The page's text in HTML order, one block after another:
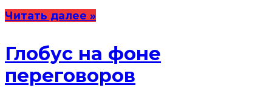
Читать далее »
Глобус на фоне
переговоров